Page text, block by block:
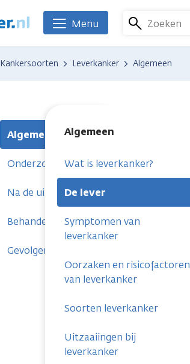
Zoeken
Menu
Kankersoorten Leverkanker Algemeen
Algemeen Algemeen
Wat is leverkanker?
De lever
Symptomen van
leverkanker
Oorzaken en risicofactoren
van leverkanker
Soorten leverkanker
Uitzaaiingen bij
leverkanker
Onderzoeken
Na de uitslag
Behandelingen
Gevolgen